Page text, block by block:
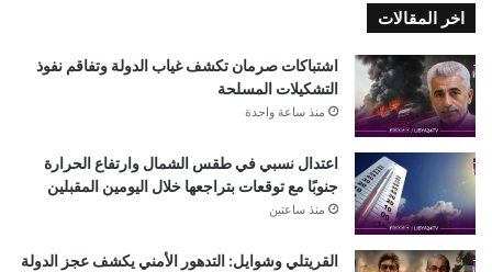
اخر المقالات
اشتباكات صرمان تكشف غياب الدولة وتفاقم نفوذ
التشكيلات المسلحة
منذ ساعة واحدة
اعتدال نسبي في طقس الشمال وارتفاع الحرارة
جنوبًا مع توقعات بتراجعها خلال اليومين المقبلين
منذ ساعتين
القريتلي وشوايل: التدهور الأمني يكشف عجز الدولة